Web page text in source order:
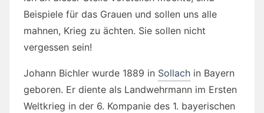
Beispiele für das Grauen und sollen uns alle
mahnen, Krieg zu ächten. Sie sollen nicht
vergessen sein!
Johann Bichler wurde 1889 in Sollach in Bayern
geboren. Er diente als Landwehrmann im Ersten
Weltkrieg in der 6. Kompanie des 1. bayerischen